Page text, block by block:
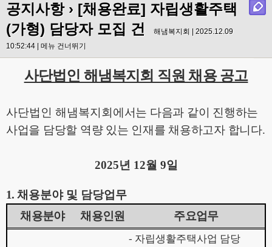
공지사항› [채용완료] 자립생활주택
(가형) 담당자 모집 건
해냄복지회 | 2025.12.09
10:52:44 | 메뉴 건너뛰기
사단법인 해냄복지회 직원 채용 공고
사단법인 해냄복지회 에서는 다음과 같이 진행하는
사업을 담당할 역량 있는 인재를 채용하고자 합니다.
2025년 12월 9일
1. 채용분야 및 담당업무
채용분야
채용인원 주요업무
- 자립생활주택사업 담당